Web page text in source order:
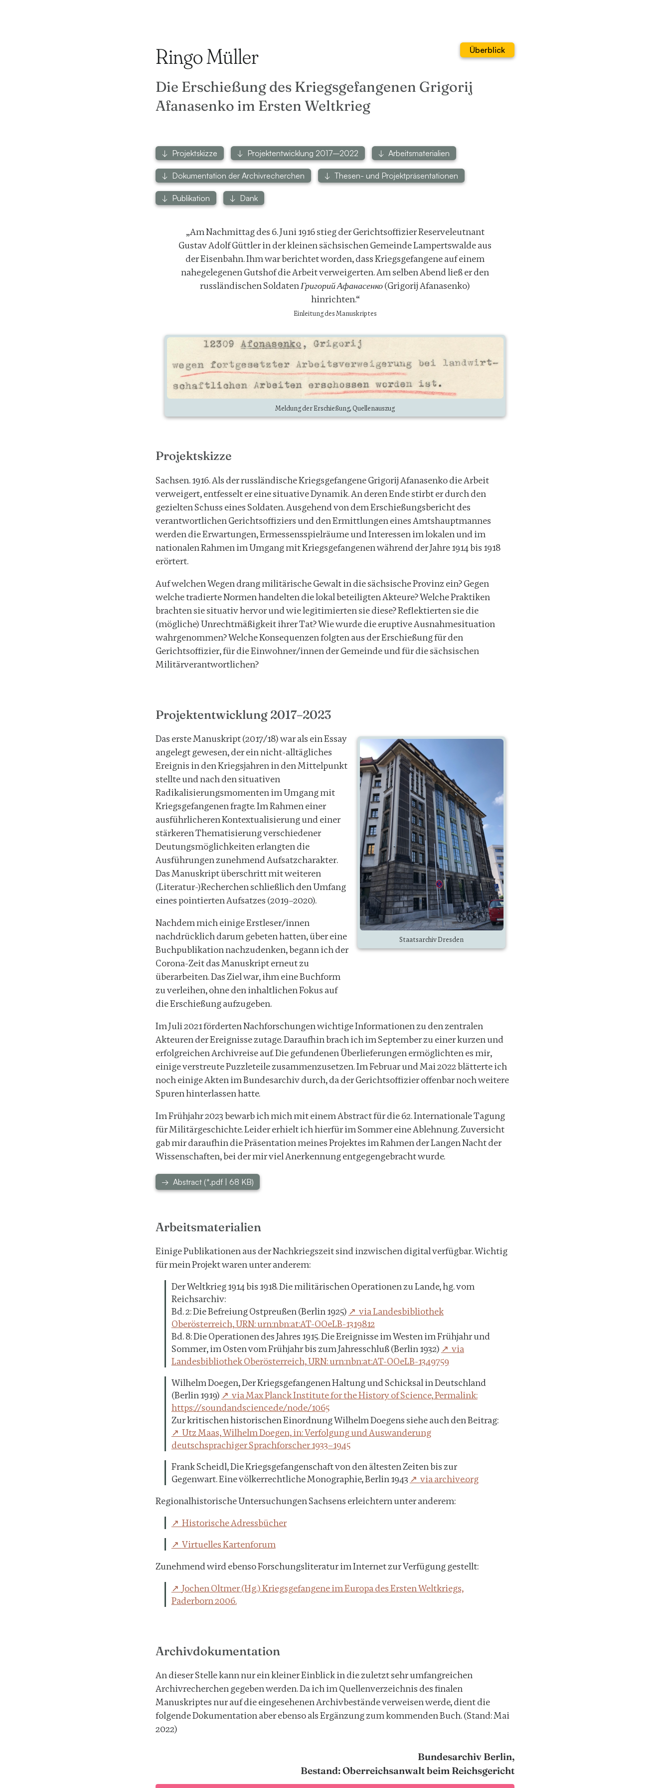
Ringo Müller Überblick
Die Erschießung des Kriegsgefangenen Grigorij
Afanasenko im Ersten Weltkrieg
Projektskizze Projektentwicklung 2017–2022 Arbeitsmaterialien
Dokumentation der Archivrecherchen Thesen- und Projektpräsentationen
Publikation Dank
„Am Nachmittag des 6. Juni 1916 stieg der Gerichtsoffizier Reserveleutnant
Gustav Adolf Güttler in der kleinen sächsischen Gemeinde Lampertswalde aus
der Eisenbahn. Ihm war berichtet worden, dass Kriegsgefangene auf einem
nahegelegenen Gutshof die Arbeit verweigerten. Am selben Abend ließ er den
russländischen Soldaten Григорий Афанасенко (Grigorij Afanasenko)
hinrichten.“
Einleitung des Manuskriptes
Meldung der Erschießung, Quellenauszug
Projektskizze
Sachsen. 1916. Als der russländische Kriegsgefangene Grigorij Afanasenko die Arbeit
verweigert, entfesselt er eine situative Dynamik. An deren Ende stirbt er durch den
gezielten Schuss eines Soldaten. Ausgehend von dem Erschießungsbericht des
verantwortlichen Gerichtsoffiziers und den Ermittlungen eines Amtshauptmannes
werden die Erwartungen, Ermessensspielräume und Interessen im lokalen und im
nationalen Rahmen im Umgang mit Kriegsgefangenen während der Jahre 1914 bis 1918
erörtert.
Auf welchen Wegen drang militärische Gewalt in die sächsische Provinz ein? Gegen
welche tradierte Normen handelten die lokal beteiligten Akteure? Welche Praktiken
brachten sie situativ hervor und wie legitimierten sie diese? Reflektierten sie die
(mögliche) Unrechtmäßigkeit ihrer Tat? Wie wurde die eruptive Ausnahmesituation
wahrgenommen? Welche Konsequenzen folgten aus der Erschießung für den
Gerichtsoffizier, für die Einwohner/innen der Gemeinde und für die sächsischen
Militärverantwortlichen?
Projektentwicklung 2017–2023
Staatsarchiv Dresden
Das erste Manuskript (2017/18) war als ein Essay
angelegt gewesen, der ein nicht-alltägliches
Ereignis in den Kriegsjahren in den Mittelpunkt
stellte und nach den situativen
Radikalisierungsmomenten im Umgang mit
Kriegsgefangenen fragte. Im Rahmen einer
ausführlicheren Kontextualisierung und einer
stärkeren Thematisierung verschiedener
Deutungsmöglichkeiten erlangten die
Ausführungen zunehmend Aufsatzcharakter.
Das Manuskript überschritt mit weiteren
(Literatur-)Recherchen schließlich den Umfang
eines pointierten Aufsatzes (2019–2020).
Nachdem mich einige Erstleser/innen
nachdrücklich darum gebeten hatten, über eine
Buchpublikation nachzudenken, begann ich der
Corona-Zeit das Manuskript erneut zu
überarbeiten. Das Ziel war, ihm eine Buchform
zu verleihen, ohne den inhaltlichen Fokus auf
die Erschießung aufzugeben.
Im Juli 2021 förderten Nachforschungen wichtige Informationen zu den zentralen
Akteuren der Ereignisse zutage. Daraufhin brach ich im September zu einer kurzen und
erfolgreichen Archivreise auf. Die gefundenen Überlieferungen ermöglichten es mir,
einige verstreute Puzzleteile zusammenzusetzen. Im Februar und Mai 2022 blätterte ich
noch einige Akten im Bundesarchiv durch, da der Gerichtsoffizier offenbar noch weitere
Spuren hinterlassen hatte.
Im Frühjahr 2023 bewarb ich mich mit einem Abstract für die 62. Internationale Tagung
für Militärgeschichte. Leider erhielt ich hierfür im Sommer eine Ablehnung. Zuversicht
gab mir daraufhin die Präsentation meines Projektes im Rahmen der Langen Nacht der
Wissenschaften, bei der mir viel Anerkennung entgegengebracht wurde.
Abstract (*.pdf | 68 KB)
Arbeitsmaterialien
Einige Publikationen aus der Nachkriegszeit sind inzwischen digital verfügbar. Wichtig
für mein Projekt waren unter anderem:
Der Weltkrieg 1914 bis 1918. Die militärischen Operationen zu Lande, hg. vom
Reichsarchiv:
Bd. 2: Die Befreiung Ostpreußen (Berlin 1925)
via Landesbibliothek
Oberösterreich, URN: urn:nbn:at:AT-OOeLB-1319812
Bd. 8: Die Operationen des Jahres 1915. Die Ereignisse im Westen im Frühjahr und
Sommer, im Osten vom Frühjahr bis zum Jahresschluß (Berlin 1932)
via
Landesbibliothek Oberösterreich, URN: urn:nbn:at:AT-OOeLB-1349759
Wilhelm Doegen, Der Kriegsgefangenen Haltung und Schicksal in Deutschland
(Berlin 1919)
via Max Planck Institute for the History of Science, Permalink:
https://soundandscience.de/node/1065
Zur kritischen historischen Einordnung Wilhelm Doegens siehe auch den Beitrag:
Utz Maas, Wilhelm Doegen, in: Verfolgung und Auswanderung
deutschsprachiger Sprachforscher 1933–1945
Frank Scheidl, Die Kriegsgefangenschaft von den ältesten Zeiten bis zur
Gegenwart. Eine völkerrechtliche Monographie, Berlin 1943
via archive.org
Regionalhistorische Untersuchungen Sachsens erleichtern unter anderem:
Historische Adressbücher
Virtuelles Kartenforum
Zunehmend wird ebenso Forschungsliteratur im Internet zur Verfügung gestellt:
Jochen Oltmer (Hg.) Kriegsgefangene im Europa des Ersten Weltkriegs,
Paderborn 2006.
Archivdokumentation
An dieser Stelle kann nur ein kleiner Einblick in die zuletzt sehr umfangreichen
Archivrecherchen gegeben werden. Da ich im Quellenverzeichnis des finalen
Manuskriptes nur auf die eingesehenen Archivbestände verweisen werde, dient die
folgende Dokumentation aber ebenso als Ergänzung zum kommenden Buch.(Stand: Mai
2022)
Bundesarchiv Berlin,
Bestand: Oberreichsanwalt beim Reichsgericht